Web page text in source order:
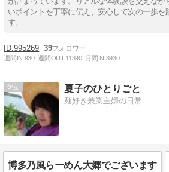
いポイントを丁寧に伝え、安心して次の一歩を
す。
995269 39
週間IN:930 週間OUT:11390 月間IN:3930
6 夏子のひとりごと
麺好き兼業主婦の日常
博多乃風らーめん大郷でございます